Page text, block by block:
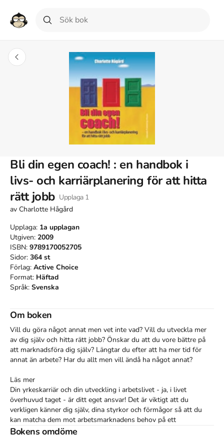
Bli din egen coach! : en handbok i
livs- och karriärplanering för att hitta
rätt jobb Upplaga 1
av Charlotte Hågård
Upplaga: 1a upplagan
Utgiven: 2009
ISBN: 9789170052705
Sidor: 364 st
Förlag: Active Choice
Format: Häftad
Språk: Svenska
Om boken
Vill du göra något annat men vet inte vad? Vill du utveckla mer
av dig själv och hitta rätt jobb? Önskar du att du vore bättre på
att marknadsföra dig själv? Längtar du efter att ha mer tid för
annat än arbete? Har du allt men vill ändå ha något annat?
Läs mer
Din yrkeskarriär och din utveckling i arbetslivet - ja, i livet
överhuvud taget - är ditt eget ansvar! Det är viktigt att du
verkligen känner dig själv, dina styrkor och förmågor så att du
kan matcha dem mot arbetsmarknadens behov på ett
framgångsrikt sätt.
Bokens omdöme